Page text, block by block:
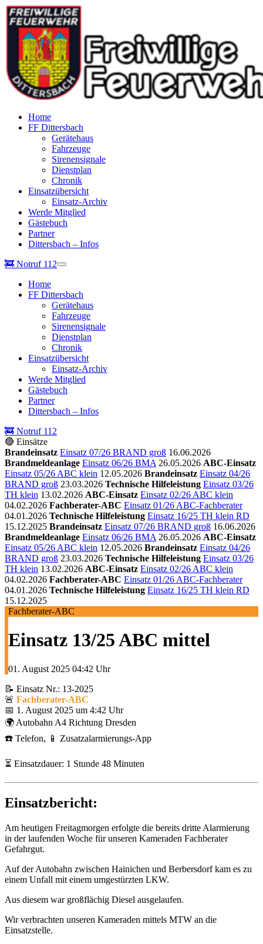
Home
FF Dittersbach
Gerätehaus
Fahrzeuge
Sirenensignale
Dienstplan
Chronik
Einsatzübersicht
Einsatz-Archiv
Werde Mitglied
Gästebuch
Partner
Dittersbach – Infos
🚒 Notruf 112
Home
FF Dittersbach
Gerätehaus
Fahrzeuge
Sirenensignale
Dienstplan
Chronik
Einsatzübersicht
Einsatz-Archiv
Werde Mitglied
Gästebuch
Partner
Dittersbach – Infos
🚒 Notruf 112
🔴 Einsätze
Brandeinsatz Einsatz 07/26 BRAND groß 16.06.2026
Brandmeldeanlage Einsatz 06/26 BMA 26.05.2026 ABC-Einsatz
Einsatz 05/26 ABC klein 12.05.2026 Brandeinsatz Einsatz 04/26
BRAND groß 23.03.2026 Technische Hilfeleistung Einsatz 03/26
TH klein 13.02.2026 ABC-Einsatz Einsatz 02/26 ABC klein
04.02.2026 Fachberater-ABC Einsatz 01/26 ABC-Fachberater
04.01.2026 Technische Hilfeleistung Einsatz 16/25 TH klein RD
15.12.2025 Brandeinsatz Einsatz 07/26 BRAND groß 16.06.2026
Brandmeldeanlage Einsatz 06/26 BMA 26.05.2026 ABC-Einsatz
Einsatz 05/26 ABC klein 12.05.2026 Brandeinsatz Einsatz 04/26
BRAND groß 23.03.2026 Technische Hilfeleistung Einsatz 03/26
TH klein 13.02.2026 ABC-Einsatz Einsatz 02/26 ABC klein
04.02.2026 Fachberater-ABC Einsatz 01/26 ABC-Fachberater
04.01.2026 Technische Hilfeleistung Einsatz 16/25 TH klein RD
15.12.2025
Fachberater-ABC
Einsatz 13/25 ABC mittel
01. August 2025 04:42 Uhr
📝 Einsatz Nr.: 13-2025
🚨 Fachberater-ABC
📅 1. August 2025 um 4:42 Uhr
🌍 Autobahn A4 Richtung Dresden
☎️ Telefon, 📱 Zusatzalarmierungs-App
⏳ Einsatzdauer: 1 Stunde 48 Minuten
Einsatzbericht:
Am heutigen Freitagmorgen erfolgte die bereits dritte Alarmierung
in der laufenden Woche für unseren Kameraden Fachberater
Gefahrgut.
Auf der Autobahn zwischen Hainichen und Berbersdorf kam es zu
einem Unfall mit einem umgestürzten LKW.
Aus diesem war großflächig Diesel ausgelaufen.
Wir verbrachten unseren Kameraden mittels MTW an die
Einsatzstelle.